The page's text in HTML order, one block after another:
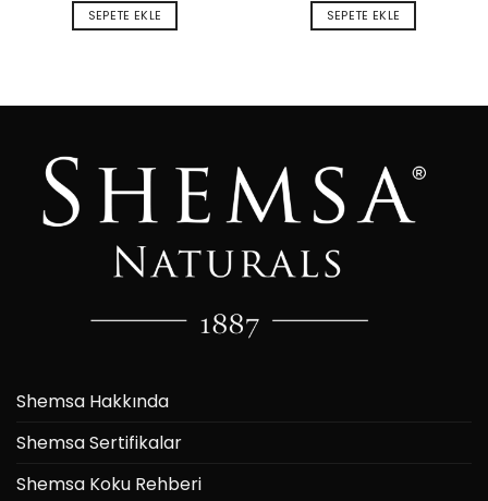
SEPETE EKLE SEPETE EKLE
Shemsa Hakkında
Shemsa Sertifikalar
Shemsa Koku Rehberi